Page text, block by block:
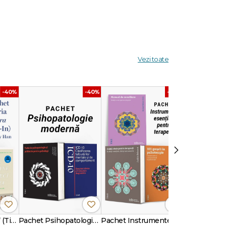
și
Vezi toate
-40%
Pachet Seria „Vara” (Tie-In) – Jenny Han
-40%
Pachet Psihopatologie modernă
-40%
›